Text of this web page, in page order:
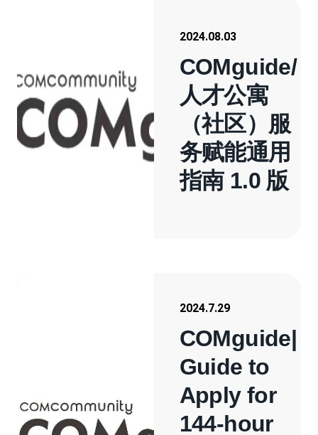
2024.08.03
COMguide/
人才公寓
（社区）服
务赋能通用
指南 1.0 版
2024.7.29
COMguide|
Guide to
Apply for
144-hour